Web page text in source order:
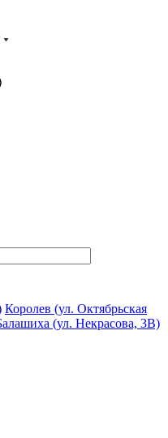
Королев (ул. Октябрьская
(ул. Некрасова, 3В)